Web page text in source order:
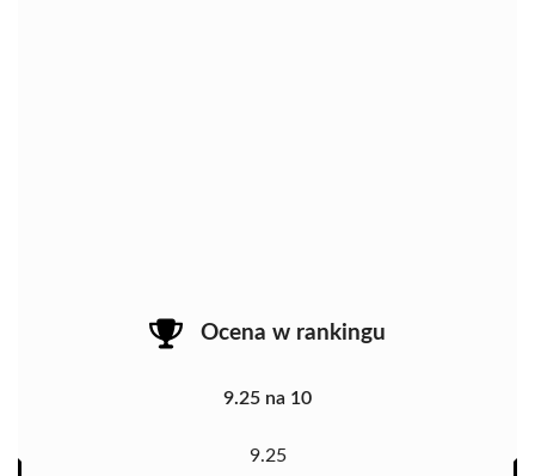
Ocena w rankingu
9.25 na 10
9.25